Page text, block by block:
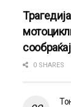
0 SHARES